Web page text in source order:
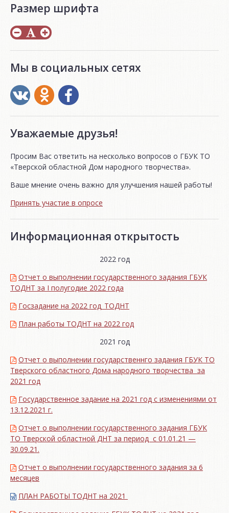
Размер шрифта
Мы в социальных сетях
Уважаемые друзья!
Просим Вас ответить на несколько вопросов о ГБУК ТО
«Тверской областной Дом народного творчества».
Ваше мнение очень важно для улучшения нашей работы!
Принять участие в опросе
Информационная открытость
2022 год
Отчет о выполнении государственного задания ГБУК
ТОДНТ за I полугодие 2022 года
Госзадание на 2022 год_ТОДНТ
План работы ТОДНТ на 2022 год
2021 год
Отчет о выполнении государственнго задания ГБУК ТО
Тверского областного Дома народного творчества за
2021 год
Государственное задание на 2021 год с изменениями от
13.12.2021 г.
Отчет о выполнении государственного задания ГБУК
ТО Тверской областной ДНТ за период с 01.01.21 —
30.09.21.
Отчет о выполнении государственного задания за 6
месяцев
ПЛАН РАБОТЫ ТОДНТ на 2021